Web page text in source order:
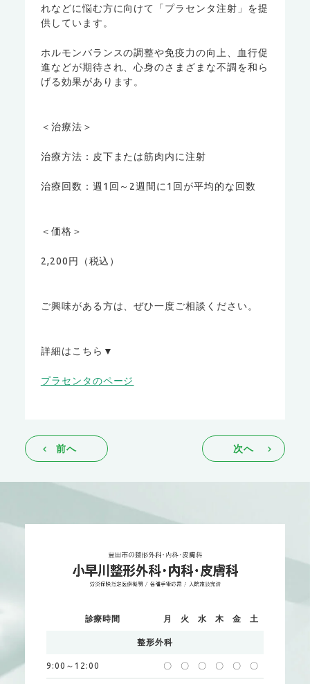
れなどに悩む方に向けて「プラセンタ注射」を提
供しています。
ホルモンバランスの調整や免疫力の向上、血行促
進などが期待され、心身のさまざまな不調を和ら
げる効果があります。
＜治療法＞
治療方法：皮下または筋肉内に注射
治療回数：週1回～2週間に1回が平均的な回数
＜価格＞
2,200円（税込）
ご興味がある方は、ぜひ一度ご相談ください。
詳細はこちら▼
プラセンタのページ
前へ 次へ
診療時間 月 火 水 木 金 土
整形外科
9:00～12:00 〇 〇 〇 〇 〇 〇